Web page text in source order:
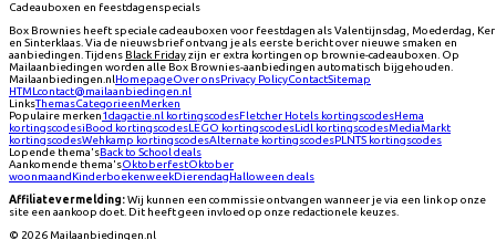
Cadeauboxen en feestdagenspecials
Box Brownies heeft speciale cadeauboxen voor feestdagen als Valentijnsdag, Moederdag,
en Sinterklaas. Via de nieuwsbrief ontvang je als eerste bericht over nieuwe smaken en
aanbiedingen. Tijdens Black Fridayzijn er extra kortingen op brownie-cadeauboxen. Op
Mailaanbiedingen worden alle Box Brownies-aanbiedingen automatisch bijgehouden.
Mailaanbiedingen.nlHomepageOver onsPrivacy PolicyContactSitemap
HTML contact@mailaanbiedingen.nl
LinksThemasCategorieenMerken
Populaire merken1dagactie.nl kortingscodesFletcher Hotels kortingscodesHema
kortingscodesiBood kortingscodesLEGO kortingscodesLidl kortingscodesMediaMarkt
kortingscodesWehkamp kortingscodesAlternate kortingscodesPLNTS kortingscodes
Lopende thema'sBack to School deals
Aankomende thema'sOktoberfestOktober
woonmaandKinderboekenweekDierendagHalloween deals
Affiliatevermelding:Wij kunnen een commissie ontvangen wanneer je via een link op onze
site een aankoop doet. Dit heeft geen invloed op onze redactionele keuzes.
© 2026 Mailaanbiedingen.nl